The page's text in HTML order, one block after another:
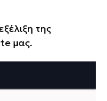
της
μας.